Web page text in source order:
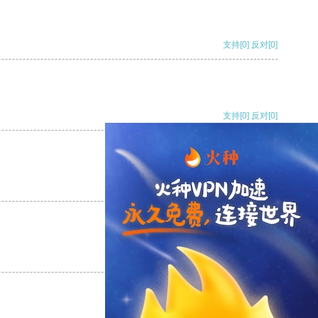
支持[0] 反对[0]
支持[0] 反对[0]
支持[0] 反对
支持